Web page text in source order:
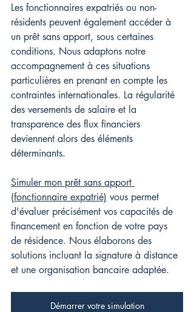
Les fonctionnaires expatriés ou non-
résidents peuvent également accéder à
un prêt sans apport, sous certaines
conditions. Nous adaptons notre
accompagnement à ces situations
particulières en prenant en compte les
contraintes internationales. La régularité
des versements de salaire et la
transparence des flux financiers
deviennent alors des éléments
déterminants.
Simuler mon prêt sans apport
(fonctionnaire expatrié) vous permet
d'évaluer précisément vos capacités de
financement en fonction de votre pays
de résidence. Nous élaborons des
solutions incluant la signature à distance
et une organisation bancaire adaptée.
Démarrer votre simulation